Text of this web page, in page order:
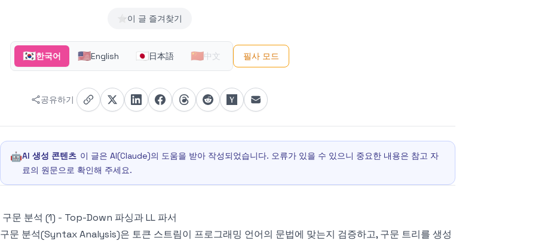
⭐이 글 즐겨찾기
🇰🇷한국어 🇺🇸English 🇯🇵日本語 🇨🇳中文 필사 모드
공유하기
🤖AI 생성 콘텐츠 이 글은 AI(Claude)의 도움을 받아 작성되었습니다. 오류가 있을 수 있으니 중요한 내용은 참고 자
료의 원문으로 확인해 주세요.
구문 분석 (1) - Top-Down 파싱과 LL 파서
구문 분석(Syntax Analysis)은 토큰 스트림이 프로그래밍 언어의 문법에 맞는지 검증하고, 구문 트리를 생성